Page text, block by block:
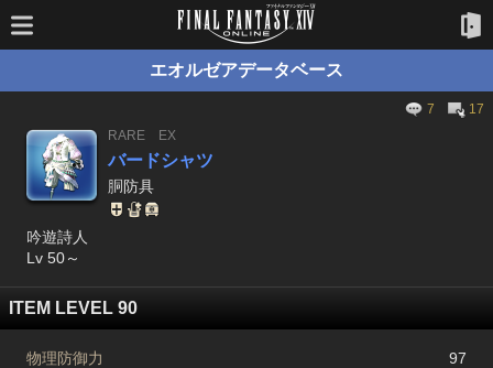
エオルゼアデータベース
7
17
RARE
EX
バードシャツ
胴防具
吟遊詩人
Lv 50～
ITEM LEVEL 90
物理防御力
97